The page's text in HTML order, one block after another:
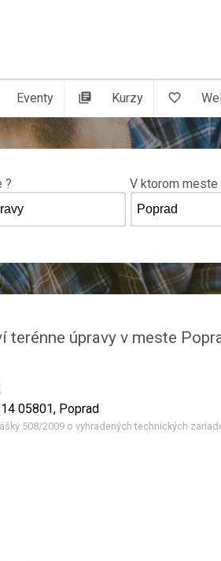
Eventy library_books Kurzy favorite_border
? V ktorom meste
terénne úpravy v meste
05801, Poprad
508/2009 o vyhradených technických